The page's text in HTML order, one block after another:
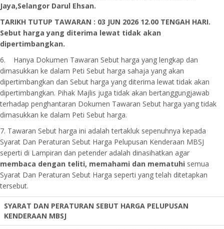
Jaya,Selangor Darul Ehsan.
TARIKH TUTUP TAWARAN : 03 JUN 2026 12.00 TENGAH HARI.
Sebut harga yang diterima lewat tidak akan
dipertimbangkan.
6. Hanya Dokumen Tawaran Sebut harga yang lengkap dan
dimasukkan ke dalam Peti Sebut harga sahaja yang akan
dipertimbangkan dan Sebut harga yang diterima lewat tidak akan
dipertimbangkan. Pihak Majlis juga tidak akan bertanggungjawab
terhadap penghantaran Dokumen Tawaran Sebut harga yang tidak
dimasukkan ke dalam Peti Sebut harga.
7. Tawaran Sebut harga ini adalah tertakluk sepenuhnya kepada
Syarat Dan Peraturan Sebut Harga Pelupusan Kenderaan MBSJ
seperti di Lampiran dan petender adalah dinasihatkan agar
membaca dengan teliti, memahami dan mematuhi semua
Syarat Dan Peraturan Sebut Harga seperti yang telah ditetapkan
tersebut.
SYARAT DAN PERATURAN SEBUT HARGA PELUPUSAN
KENDERAAN MBSJ